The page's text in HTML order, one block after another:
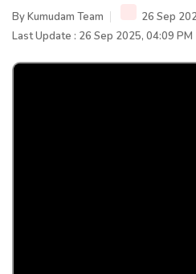
ByKumudam Team
26 Sep
Last Update : 26 Sep 2025, 04:09 PM